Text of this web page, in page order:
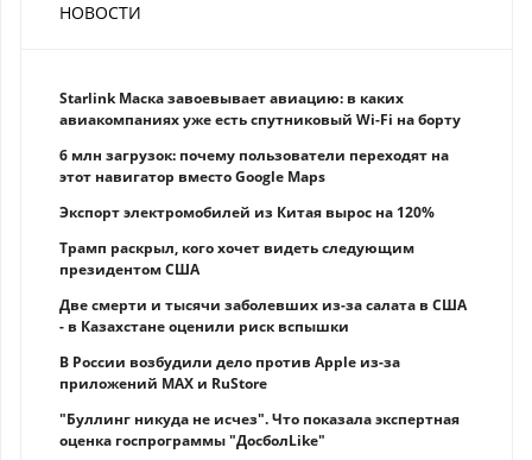
НОВОСТИ
Starlink Маска завоевывает авиацию: в каких
авиакомпаниях уже есть спутниковый Wi-Fi на борту
6 млн загрузок: почему пользователи переходят на
этот навигатор вместо Google Maps
Экспорт электромобилей из Китая вырос на 120%
Трамп раскрыл, кого хочет видеть следующим
президентом США
Две смерти и тысячи заболевших из-за салата в США
- в Казахстане оценили риск вспышки
В России возбудили дело против Apple из-за
приложений MAX и RuStore
"Буллинг никуда не исчез". Что показала экспертная
оценка госпрограммы "ДосболLike"